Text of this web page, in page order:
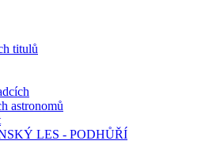
titulů
astronomů
LES - PODHŮŘÍ